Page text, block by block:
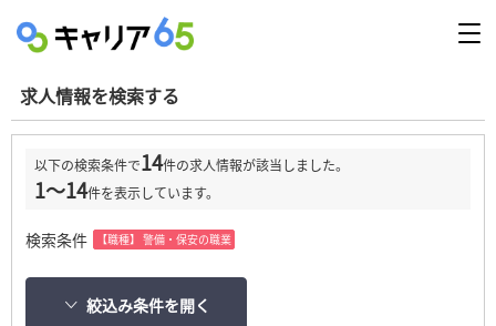
求人情報を検索する
以下の検索条件で14件の求人情報が該当しました。
1～14件を表示しています。
検索条件 【職種】 警備・保安の職業
絞込み条件を開く